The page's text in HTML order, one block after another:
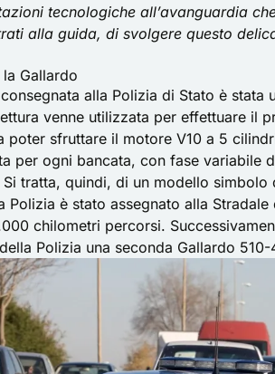
tecnologiche all’avanguardia
alla guida, di svolgere questo
Gallardo
alla Polizia di Stato è stata
venne utilizzata per effettuare il
poter sfruttare il motore V10 a 5
per ogni bancata, con fase variabile
tratta, quindi, di un modello
Polizia è stato assegnato alla
chilometri percorsi.
Polizia una seconda Gallardo